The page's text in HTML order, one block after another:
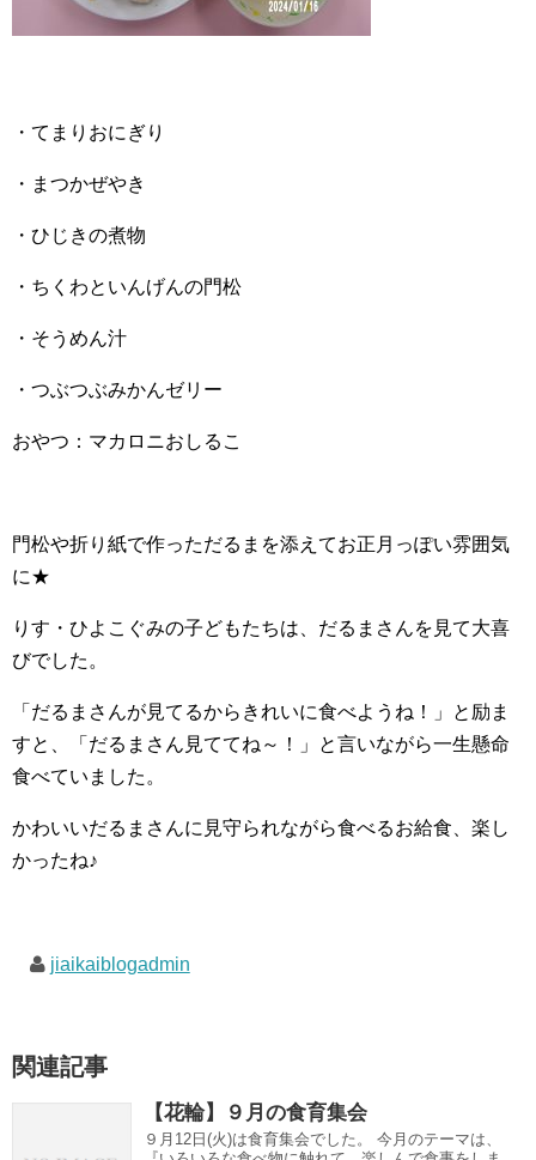
・てまりおにぎり
・まつかぜやき
・ひじきの煮物
・ちくわといんげんの門松
・そうめん汁
・つぶつぶみかんゼリー
おやつ：マカロニおしるこ
門松や折り紙で作っただるまを添えてお正月っぽい雰囲気
に★
りす・ひよこぐみの子どもたちは、だるまさんを見て大喜
びでした。
「だるまさんが見てるからきれいに食べようね！」と励ま
すと、「だるまさん見ててね～！」と言いながら一生懸命
食べていました。
かわいいだるまさんに見守られながら食べるお給食、楽し
かったね♪
jiaikaiblogadmin
関連記事
【花輪】９月の食育集会
９月12日(火)は食育集会でした。 今月のテーマは、